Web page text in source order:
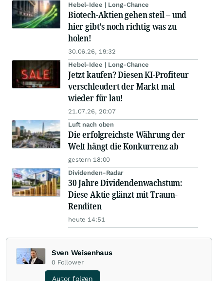
Hebel-Idee | Long-Chance
Biotech-Aktien gehen steil – und
hier gibt's noch richtig was zu
holen!
30.06.26, 19:32
Hebel-Idee | Long-Chance
Jetzt kaufen? Diesen KI-Profiteur
verschleudert der Markt mal
wieder für lau!
21.07.26, 20:07
Luft nach oben
Die erfolgreichste Währung der
Welt hängt die Konkurrenz ab
gestern 18:00
Dividenden-Radar
30 Jahre Dividendenwachstum:
Diese Aktie glänzt mit Traum-
Renditen
heute 14:51
Sven Weisenhaus
0 Follower
Autor folgen